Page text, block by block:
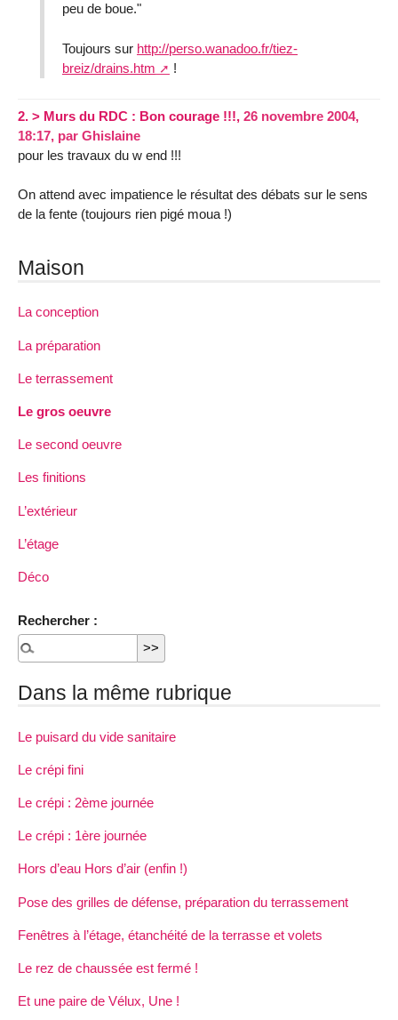
peu de boue."
Toujours sur http://perso.wanadoo.fr/tiez-
breiz/drains.htm
!
2. > Murs du RDC : Bon courage !!!, 26 novembre 2004,
18:17, par Ghislaine
pour les travaux du w end !!!
On attend avec impatience le résultat des débats sur le sens
de la fente (toujours rien pigé moua !)
Maison
La conception
La préparation
Le terrassement
Le gros oeuvre
Le second oeuvre
Les finitions
L’extérieur
L’étage
Déco
Rechercher :
Dans la même rubrique
Le puisard du vide sanitaire
Le crépi fini
Le crépi : 2ème journée
Le crépi : 1ère journée
Hors d’eau Hors d’air (enfin !)
Pose des grilles de défense, préparation du terrassement
Fenêtres à l’étage, étanchéité de la terrasse et volets
Le rez de chaussée est fermé !
Et une paire de Vélux, Une !